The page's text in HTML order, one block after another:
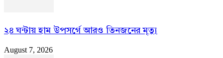
২৪ ঘন্টায় হাম উপসর্গে আরও তিনজনের মৃত্যু
August 7, 2026